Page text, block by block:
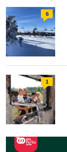
6
1